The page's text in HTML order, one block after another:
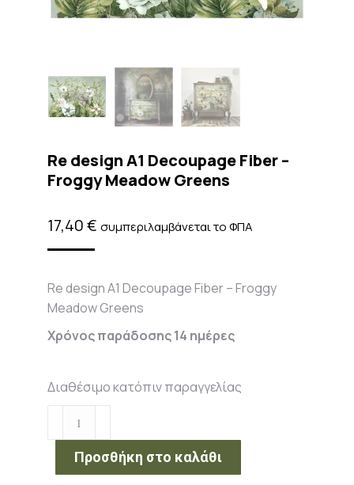
Re design A1 Decoupage Fiber –
Froggy Meadow Greens
17,40€ συμπεριλαμβάνεται το ΦΠΑ
Re design A1 Decoupage Fiber – Froggy
Meadow Greens
Χρόνος παράδοσης 14 ημέρες
Διαθέσιμο κατόπιν παραγγελίας
design
Decoupage
Προσθήκη στο καλάθι